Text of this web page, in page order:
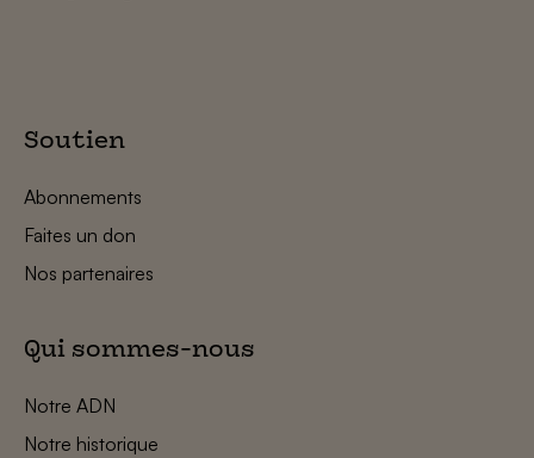
Soutien
Abonnements
Faites un don
Nos partenaires
Qui sommes-nous
Notre ADN
Notre historique